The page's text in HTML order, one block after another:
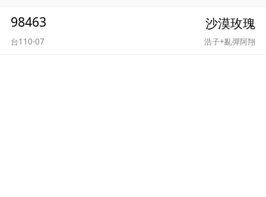
98463 沙漠玫瑰
台110-07 浩子+亂彈阿翔